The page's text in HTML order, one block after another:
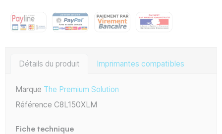
Détails du produit Imprimantes compatibles
Marque The Premium Solution
Référence C8L150XLM
Fiche technique